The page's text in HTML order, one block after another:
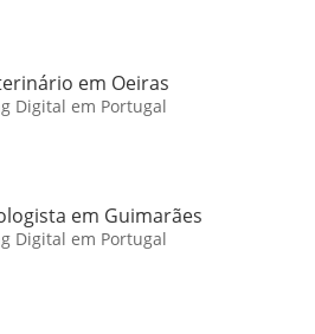
em Oeiras
Digital em Portugal
em Guimarães
Digital em Portugal